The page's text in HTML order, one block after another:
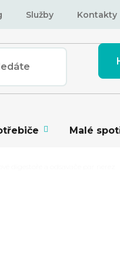
Služby Kontakty
Malé